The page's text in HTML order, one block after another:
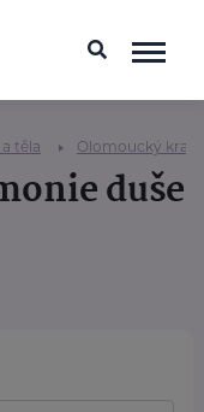
těla Olomoucký kraj
duše